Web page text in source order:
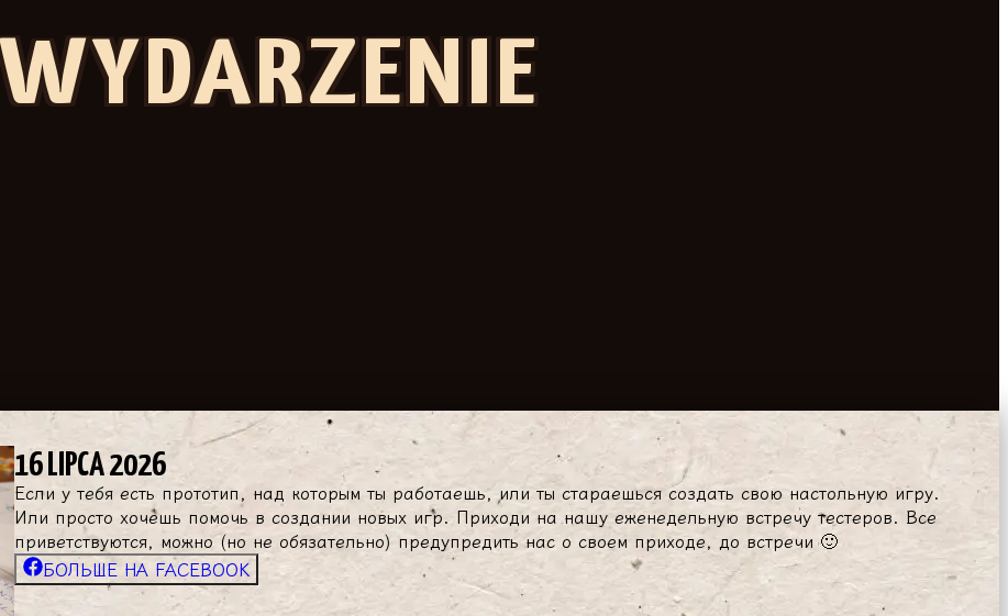
WYDARZENIE
16 LIPCA 2026
Если у тебя есть прототип, над которым ты работаешь, или ты стараешься создать свою настольную игру.
Или просто хочешь помочь в создании новых игр. Приходи на нашу еженедельную встречу тестеров. Все
приветствуются, можно (но не обязательно) предупредить нас о своем приходе, до встречи 🙂
БОЛЬШЕ НА FACEBOOK